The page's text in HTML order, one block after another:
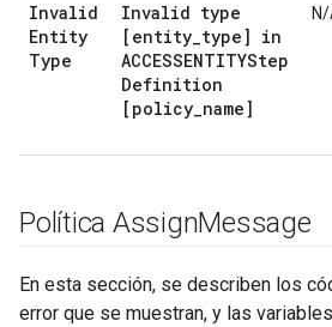
Invalid
Entity
Type
Invalid type
[entity_type] in
ACCESSENTITYStep
Definition
[policy_name]
Política AssignMessage
En esta sección, se describen los
error que se muestran, y las